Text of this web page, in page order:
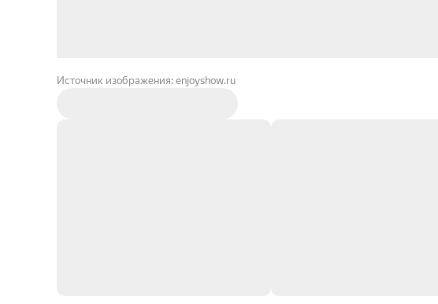
Источник изображения: enjoyshow.ru